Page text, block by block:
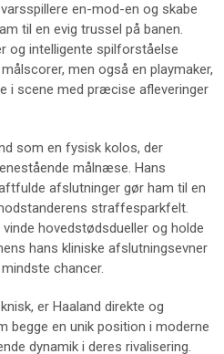
en-mod-en og skabe
til en evig trussel på banen.
og intelligente spilforståelse
men også en playmaker,
i scene med præcise afleveringer
som en fysisk kolos, der
målnæse. Hans
afslutninger gør ham til en
straffesparkfelt.
hovedstødsdueller og holde
hans kliniske afslutningsevner
chancer.
er Haaland direkte og
begge en unik position i moderne
dynamik i deres rivalisering.